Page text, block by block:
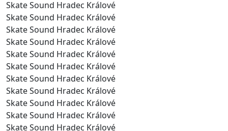
Skate Sound Hradec Králové
Skate Sound Hradec Králové
Skate Sound Hradec Králové
Skate Sound Hradec Králové
Skate Sound Hradec Králové
Skate Sound Hradec Králové
Skate Sound Hradec Králové
Skate Sound Hradec Králové
Skate Sound Hradec Králové
Skate Sound Hradec Králové
Skate Sound Hradec Králové